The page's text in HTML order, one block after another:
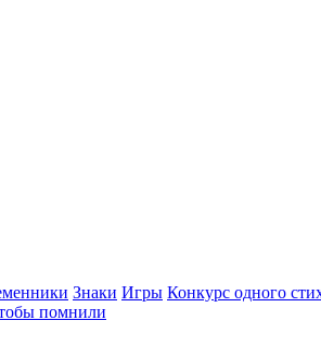
Знаки Игры Конкурс одного
помнили